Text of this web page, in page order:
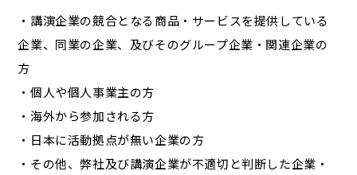
・講演企業の競合となる商品・サービスを提供している
企業、同業の企業、及びそのグループ企業・関連企業の
方
・個人や個人事業主の方
・海外から参加される方
・日本に活動拠点が無い企業の方
・その他、弊社及び講演企業が不適切と判断した企業・